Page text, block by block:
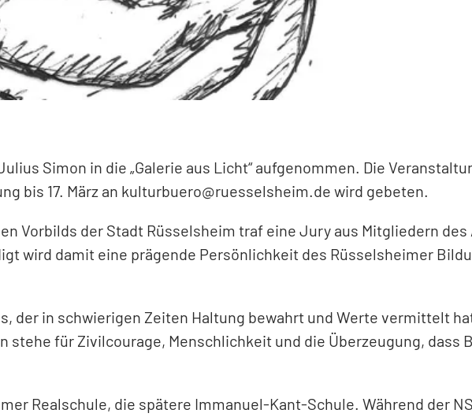
Simon in die „Galerie aus Licht“ aufgenommen. Die
bis 17. März an kulturbuero ruesselsheim de wird gebeten.
Vorbilds der Stadt Rüsselsheim traf eine Jury aus Mitgliedern
wird damit eine prägende Persönlichkeit des Rüsselsheimer
der in schwierigen Zeiten Haltung bewahrt und Werte vermittelt
für Zivilcourage, Menschlichkeit und die Überzeugung, dass
Realschule, die spätere Immanuel-Kant-Schule. Während der